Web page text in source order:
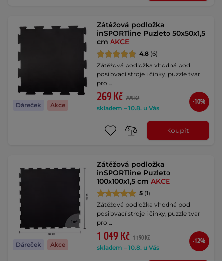
Dáreček Akce
Zátěžová podložka
inSPORTline Puzleto 50x50x1,5
cmAKCE
4.8 (6)
Zátěžová podložka vhodná pod
posilovací stroje i činky, puzzle tvar
pro …
269 Kč 299 Kč
skladem – 10.8. u Vás
-10%
Koupit
Dáreček Akce
Zátěžová podložka
inSPORTline Puzleto
100x100x1,5 cmAKCE
5 (1)
Zátěžová podložka vhodná pod
posilovací stroje i činky, puzzle tvar
pro …
1 049 Kč 1 190 Kč
skladem – 10.8. u Vás
-12%